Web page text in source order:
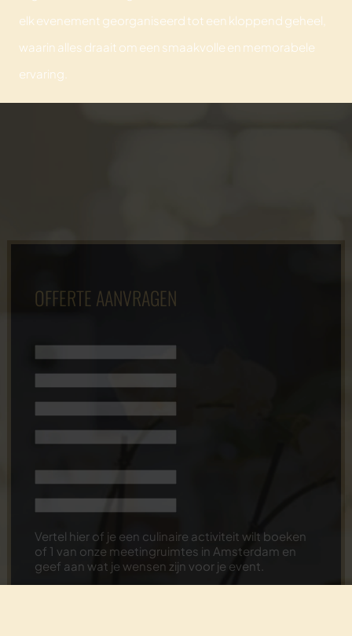
elk evenement georganiseerd tot een kloppend geheel,
waarin alles draait om een smaakvolle en memorabele
ervaring.
OFFERTE AANVRAGEN
Vertel hier of je een culinaire activiteit wilt boeken
of 1 van onze meetingruimtes in Amsterdam en
geef aan wat je wensen zijn voor je event.